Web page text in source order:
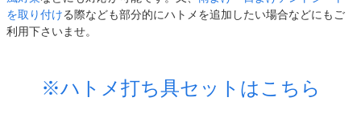
を取り付ける際なども部分的にハトメを追加したい場合などにもご
利用下さいませ。
※ハトメ打ち具セットはこちら